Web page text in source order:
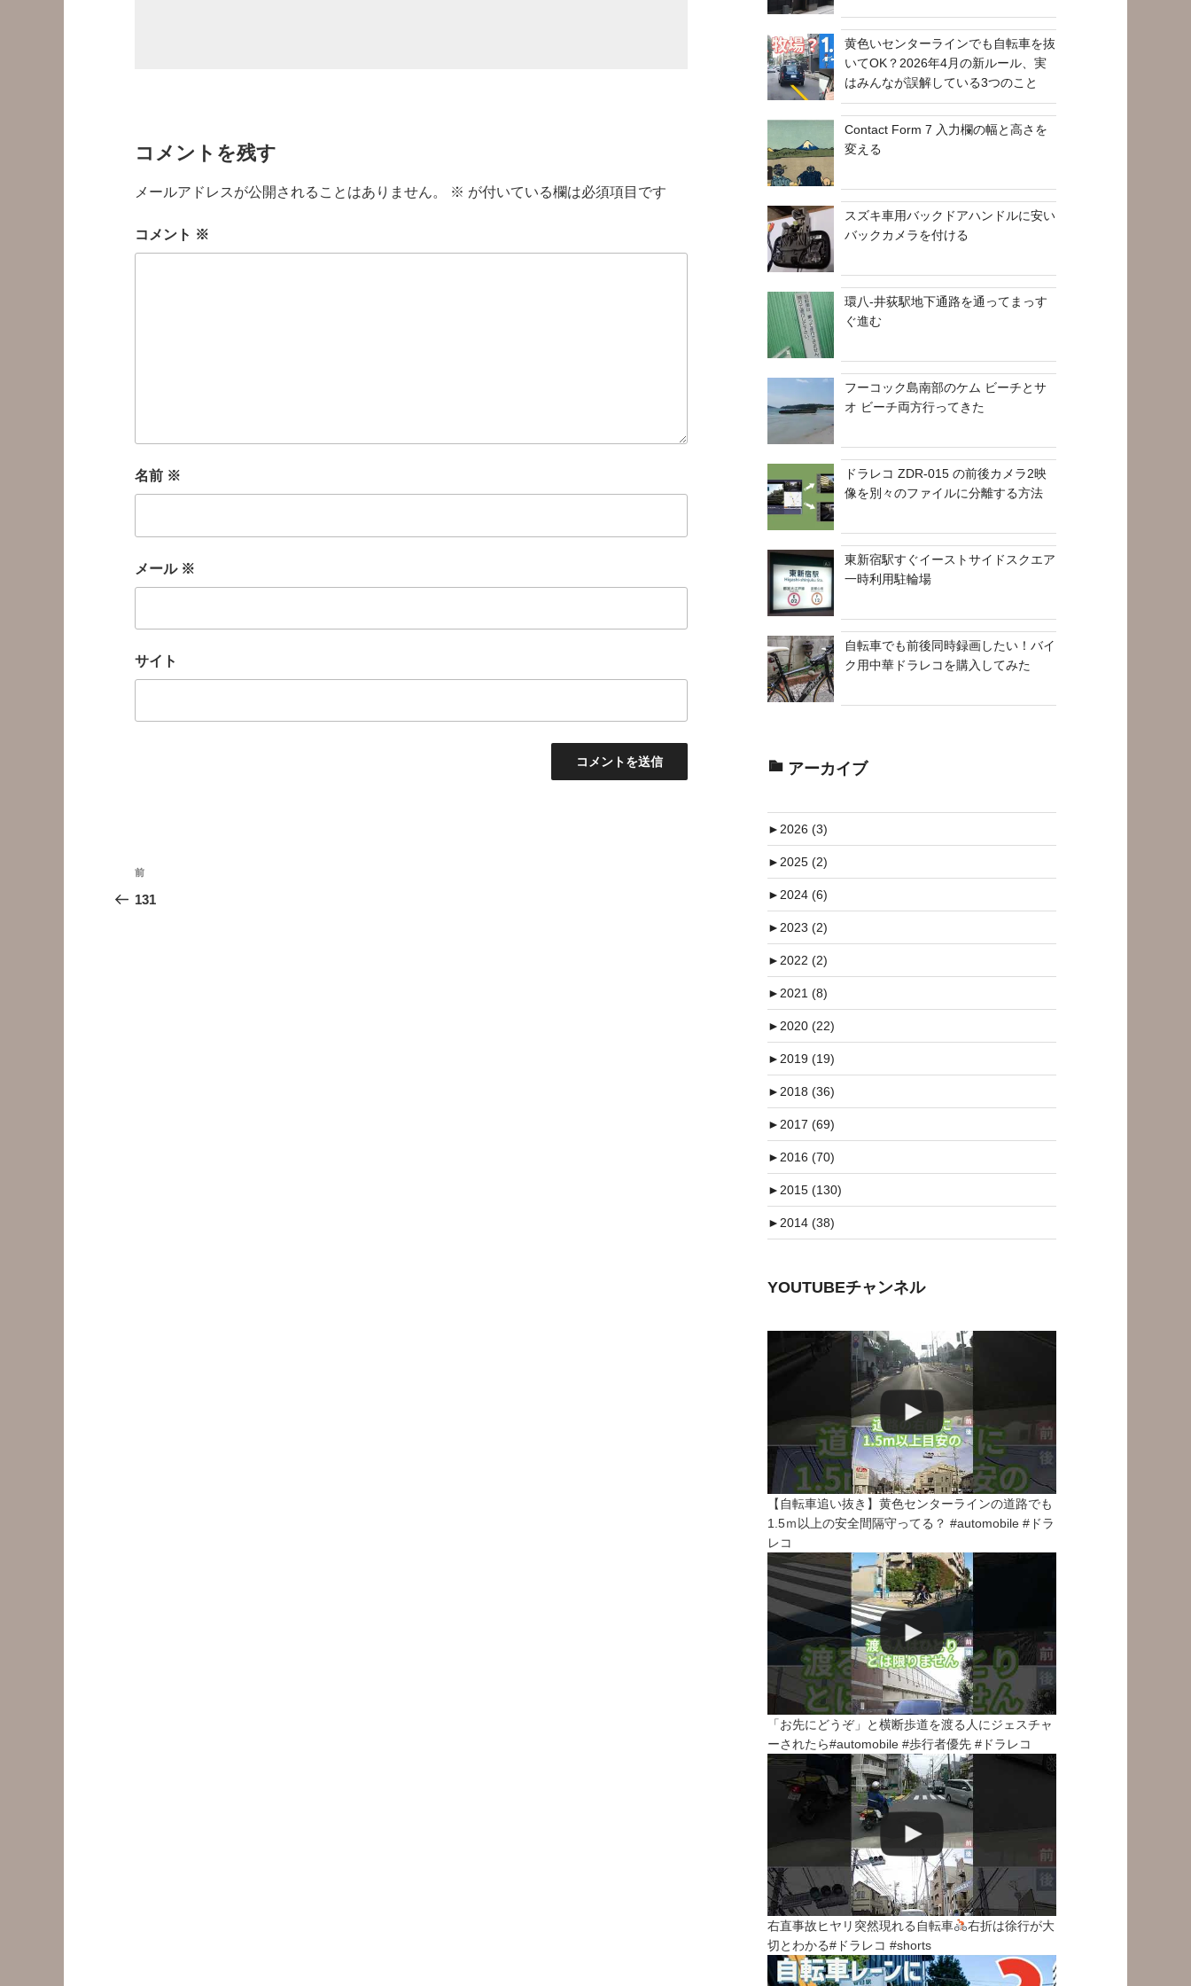
コメントを残す
メールアドレスが公開されることはありません。 ※ が付いている欄は必須項目です
コメント ※
名前 ※
メール ※
サイト
投
稿
前
の
前
131
黄色いセンターラインでも自転車を抜
いてOK？2026年4月の新ルール、実
はみんなが誤解している3つのこと
Contact Form 7 入力欄の幅と高さを
変える
スズキ車用バックドアハンドルに安い
バックカメラを付ける
環八-井荻駅地下通路を通ってまっす
ぐ進む
フーコック島南部のケム ビーチとサ
オ ビーチ両方行ってきた
ドラレコ ZDR-015 の前後カメラ2映
像を別々のファイルに分離する方法
東新宿駅すぐイーストサイドスクエア
一時利用駐輪場
自転車でも前後同時録画したい！バイ
ク用中華ドラレコを購入してみた
アーカイブ
►2026 (3)
►2025 (2)
►2024 (6)
►2023 (2)
►2022 (2)
►2021 (8)
►2020 (22)
►2019 (19)
►2018 (36)
►2017 (69)
►2016 (70)
►2015 (130)
►2014 (38)
YOUTUBEチャンネル
【自転車追い抜き】黄色センターラインの道路でも
1.5ｍ以上の安全間隔守ってる？ #automobile #ドラ
レコ
「お先にどうぞ」と横断歩道を渡る人にジェスチャ
ーされたら#automobile #歩行者優先 #ドラレコ
右直事故ヒヤリ突然現れる自転車
右折は徐行が大
切とわかる#ドラレコ #shorts